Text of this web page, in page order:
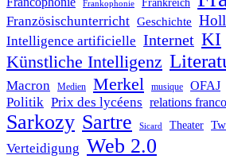
Frankophonie Frankreich
Französischunterricht Geschichte
Intelligence artificielle Internet KI
Künstliche Intelligenz
Macron Medien Merkel musique OFAJ
Politik Prix des lycéens relations
Sarkozy Sartre Sicard Theater
Verteidigung Web 2.0